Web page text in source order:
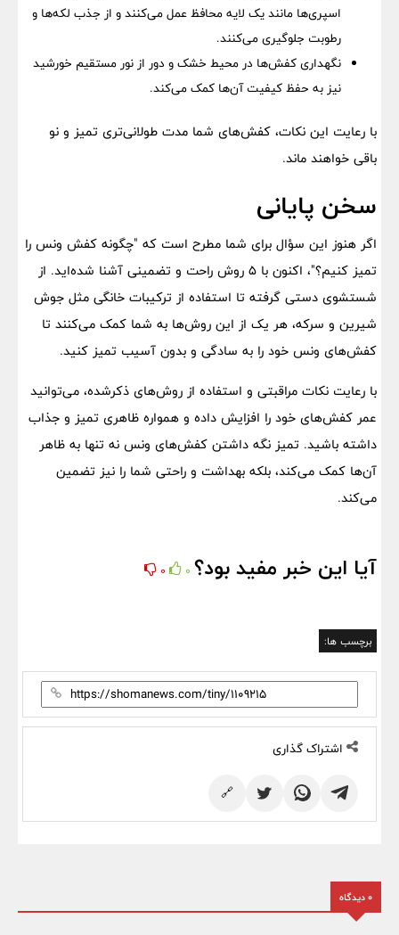
اسپری‌ها مانند یک لایه محافظ عمل می‌کنند و از جذب لکه‌ها و
رطوبت جلوگیری می‌کنند.
نگهداری کفش‌ها در محیط خشک و دور از نور مستقیم خورشید
نیز به حفظ کیفیت آن‌ها کمک می‌کند.
با رعایت این نکات، کفش‌های شما مدت طولانی‌تری تمیز و نو
باقی خواهند ماند.
سخن پایانی
اگر هنوز این سؤال برای شما مطرح است که "چگونه کفش ونس را
تمیز کنیم؟"، اکنون با ۵ روش راحت و تضمینی آشنا شده‌اید. از
شستشوی دستی گرفته تا استفاده از ترکیبات خانگی مثل جوش
شیرین و سرکه، هر یک از این روش‌ها به شما کمک می‌کنند تا
کفش‌های ونس خود را به سادگی و بدون آسیب تمیز کنید.
با رعایت نکات مراقبتی و استفاده از روش‌های ذکرشده، می‌توانید
عمر کفش‌های خود را افزایش داده و همواره ظاهری تمیز و جذاب
داشته باشید. تمیز نگه داشتن کفش‌های ونس نه تنها به ظاهر
آن‌ها کمک می‌کند، بلکه بهداشت و راحتی شما را نیز تضمین
می‌کند.
آیا این خبر مفید بود؟ 0
0
برچسب ها:
اشتراک گذاری
🔗
0 دیدگاه